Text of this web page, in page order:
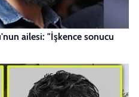
ailesi: "İşkence sonucu